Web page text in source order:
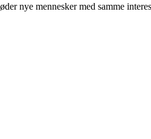
nye mennesker med samme